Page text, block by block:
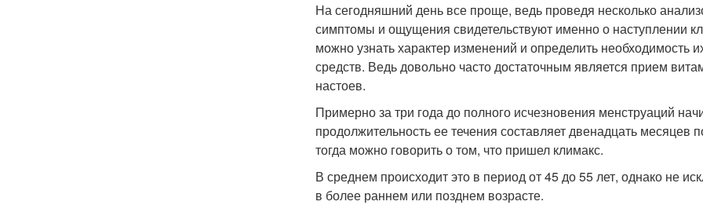
На сегодняшний день все проще, ведь проведя несколько
симптомы и ощущения свидетельствуют именно о наступлении
можно узнать характер изменений и определить необходимость
средств. Ведь довольно часто достаточным является прием
настоев.
Примерно за три года до полного исчезновения менструаций
продолжительность ее течения составляет двенадцать
тогда можно говорить о том, что пришел климакс.
В среднем происходит это в период от 45 до 55 лет, однако не
в более раннем или позднем возрасте.